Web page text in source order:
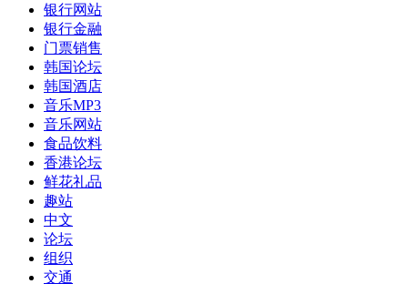
银行网站
银行金融
门票销售
韩国论坛
韩国酒店
音乐MP3
音乐网站
食品饮料
香港论坛
鲜花礼品
趣站
中文
论坛
组织
交通